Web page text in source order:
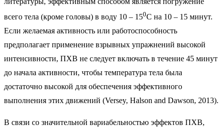
всего тела (кроме головы) в воду 10 – 150С на 10 – 15 минут.
Если желаемая активность или работоспособность
предполагает применение взрывных упражнений высокой
интенсивности, ПХВ не следует включать в течение 45 минут
до начала активности, чтобы температура тела была
достаточно высокой для обеспечения эффективного
выполнения этих движений (Versey, Halson and Dawson, 2013).
В связи со значительной вариабельностью эффектов ПХВ,